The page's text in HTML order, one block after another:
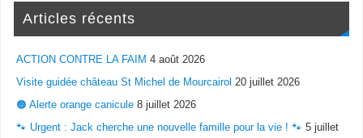
Articles récents
ACTION CONTRE LA FAIM 4 août 2026
Visite guidée château St Michel de Mourcairol 20 juillet 2026
🟠 Alerte orange canicule 8 juillet 2026
🐾 Urgent : Jack cherche une nouvelle famille pour la vie ! 🐾 5 juillet